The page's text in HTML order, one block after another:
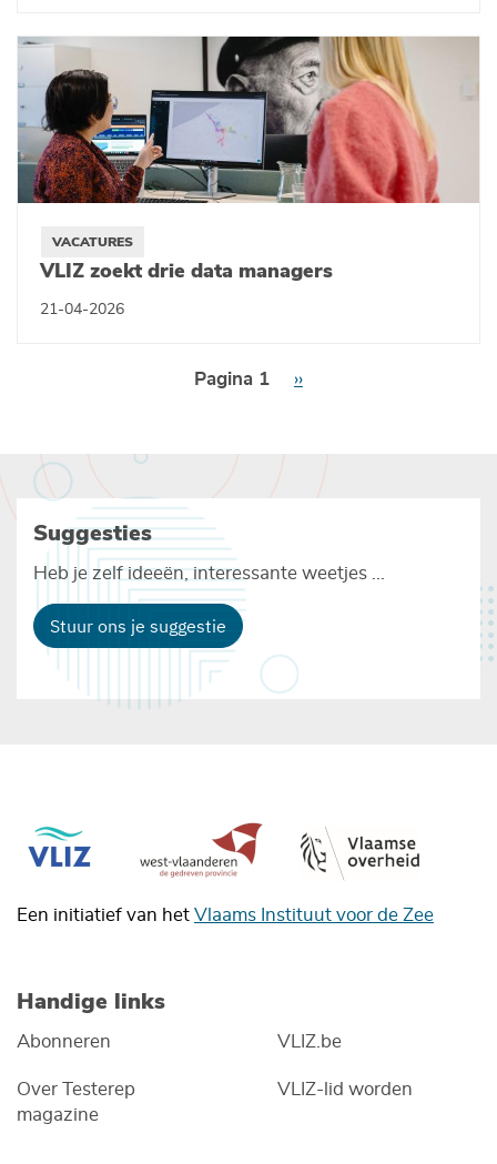
VACATURES
VLIZ zoekt drie data managers
21-04-2026
Pagina 1
Volgende
››
Suggesties
Heb je zelf ideeën, interessante weetjes ...
Stuur ons je suggestie
Een initiatief van het Vlaams Instituut voor de Zee
Handige links
Abonneren
Over Testerep
magazine
VLIZ.be
VLIZ-lid worden